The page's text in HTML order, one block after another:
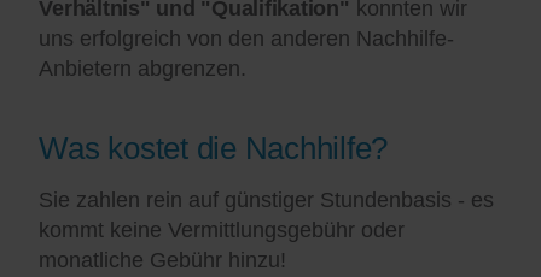
Verhältnis" und "Qualifikation" konnten wir
uns erfolgreich von den anderen Nachhilfe-
Anbietern abgrenzen.
Was kostet die Nachhilfe?
Sie zahlen rein auf günstiger Stundenbasis - es
kommt keine Vermittlungsgebühr oder
monatliche Gebühr hinzu!